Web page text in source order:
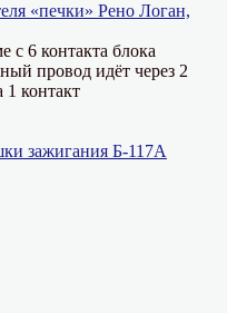
«печки» Рено Логан,
с 6 контакта блока
провод идёт через 2
1 контакт
зажигания Б-117А